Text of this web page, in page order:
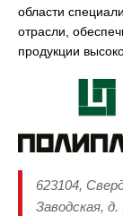
области
отрасли,
продукции
623104,
Заводская, д.